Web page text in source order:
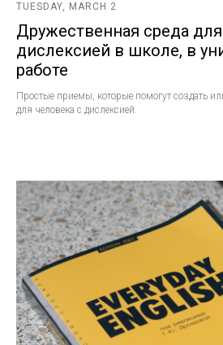
TUESDAY, MARCH 2
Дружественная среда
дислексией в школе, в
работе
Простые приемы, которые помогут создать
для человека с дислексией.